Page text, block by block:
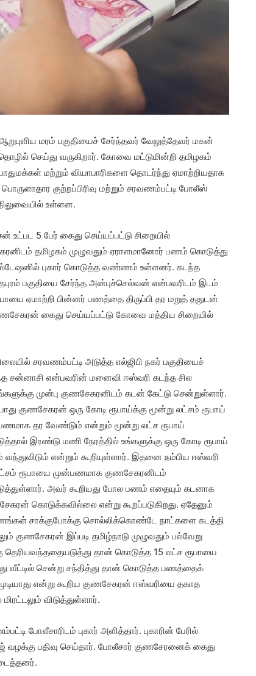
மரம் பகுதியைச் சேர்ந்தவர் வேலுத்தேவர் மகன்
செய்து வருகிறார். கோவை மட்டுமின்றி தமிழகம்
மற்றும் வியாபாரிகளை தொடர்ந்து ஏமாற்றியதாக
குற்றப்பிரிவு மற்றும் சரவணம்பட்டி போலீஸ்
உள்ளன.
5 பேர் கைது செய்யப்பட்டு சிறையில்
தமிழகம் முழுவதும் ஏராளமானோர் பணம் கொடுத்து
புகார் கொடுத்த வண்ணம் உள்ளனர். கடந்த
பகுதியை சேர்ந்த அன்புச்செல்வன் என்பவரிடம் இடம்
ஏமாற்றி பின்னர் பணத்தை திருப்பி தர மறுத் ததுடன்
கைது செய்யப்பட்டு கோவை மத்திய சிறையில்
சரவணம்பட்டி அடுத்த எல்ஜிபி நகர் பகுதியைச்
சன்னாசி என்பவரின் மனைவி ஈஸ்வரி கடந்த சில
முன்பு குணசேகரனிடம் கடன் கேட்டு சென்றுள்ளார்.
குணசேகரன் ஒரு கோடி ரூபாய்க்கு மூன்று லட்சம் ரூபாய்
தர வேண்டும் என்றும் மூன்று லட்ச ரூபாய்
இரண்டு மணி நேரத்தில் உங்களுக்கு ஒரு கோடி ரூபாய்
என்றும் கூறியுள்ளார். இதனை நம்பிய ஈஸ்வரி
ரூபாயை முன்பணமாக குணசேகரனிடம்
அவர் கூறியது போல பணம் எதையும் கடனாக
கொடுக்கவில்லை என்று கூறப்படுகிறது. ஏதேனும்
சாக்குபோக்கு சொல்லிக்கொண்டே நாட்களை கடத்தி
குணசேகரன் இப்படி தமிழ்நாடு முழுவதும் பல்வேறு
தெரியவந்ததையடுத்து தான் கொடுத்த 15 லட்ச ரூபாயை
வீட்டில் சென்று சந்தித்து தான் கொடுத்த பணத்தைக்
என்று கூறிய குணசேகரன் ஈஸ்வரியை தகாத
விடுத்துள்ளார்.
போலீசாரிடம் புகார் அளித்தார். புகாரின் பேரில்
பதிவு செய்தார். போலீசார் குணசேரனைக் கைது